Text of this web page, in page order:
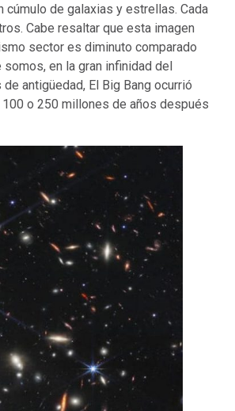
de galaxias y estrellas. Cada
Cabe resaltar que esta imagen
sector es diminuto comparado
en la gran infinidad del
antigüedad, El Big Bang ocurrió
o 250 millones de años después